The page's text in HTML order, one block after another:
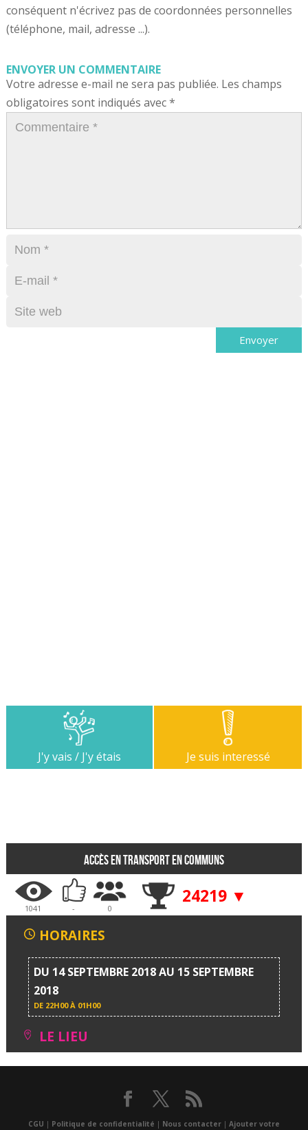
conséquent n'écrivez pas de coordonnées personnelles
(téléphone, mail, adresse ...).
ENVOYER UN COMMENTAIRE
Votre adresse e-mail ne sera pas publiée. Les champs
obligatoires sont indiqués avec*
J'y vais / J'y étais Je suis interessé
Accès en transport en communs
1041 - 0
24219 ▼
HORAIRES
DU 14 SEPTEMBRE 2018 AU 15 SEPTEMBRE
2018
DE 22H00 À 01H00
LE LIEU
CGU | Politique de confidentialité | Nous contacter| Ajouter votre